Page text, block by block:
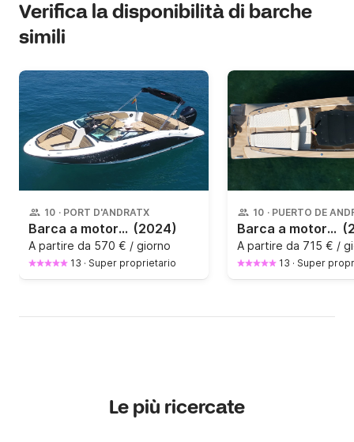
Verifica la disponibilità di barche
simili
10 · PORT D'ANDRATX
Barca a motore Sea Ray 210 Spx 200CV (2024)
A partire da 570 € / giorno
13 · Super proprietario
10 · PUERTO DE
Barca a motore Lilybaeum Levanzo 25 300CV
A partire da 715 € /
13 · Super
Le più ricercate